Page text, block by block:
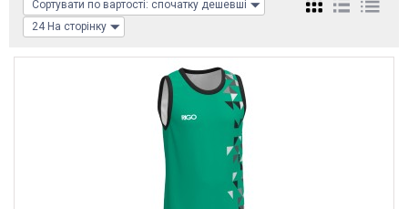
Сортувати по вартості: спочатку дешевші
24 На сторінку